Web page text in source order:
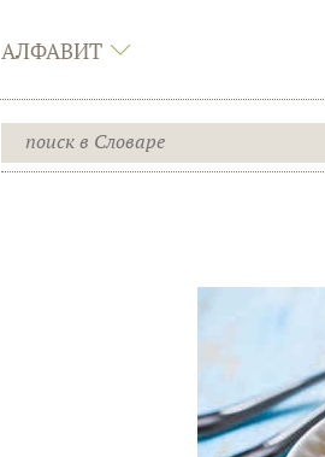
АЛФАВИТ